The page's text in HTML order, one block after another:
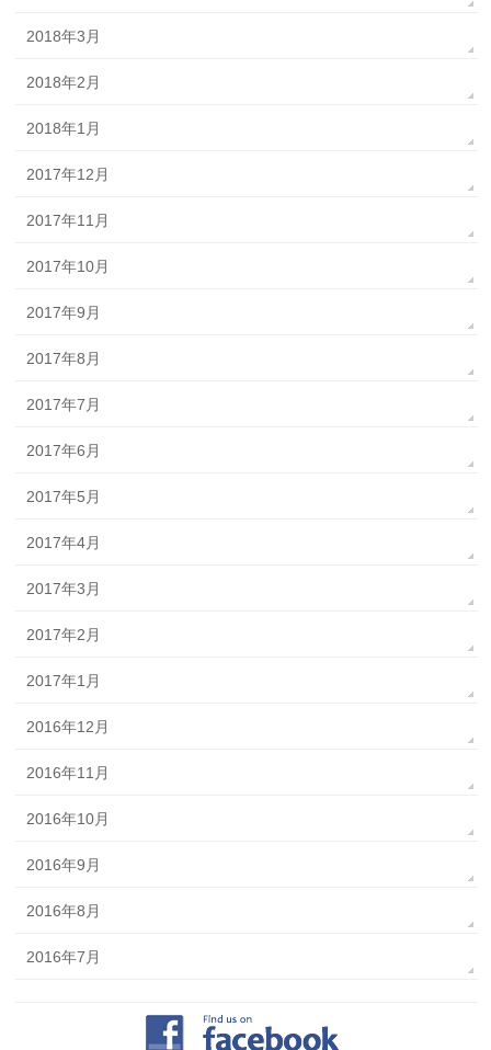
2018年3月
2018年2月
2018年1月
2017年12月
2017年11月
2017年10月
2017年9月
2017年8月
2017年7月
2017年6月
2017年5月
2017年4月
2017年3月
2017年2月
2017年1月
2016年12月
2016年11月
2016年10月
2016年9月
2016年8月
2016年7月